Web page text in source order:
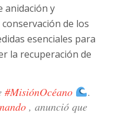
anidación y
de los
esenciales para
la recuperación de
#MisiónOcéano
.
, anunció que